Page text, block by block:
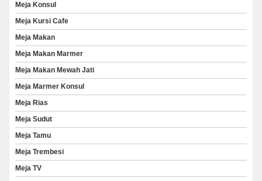
Meja Konsul
Meja Kursi Cafe
Meja Makan
Meja Makan Marmer
Meja Makan Mewah Jati
Meja Marmer Konsul
Meja Rias
Meja Sudut
Meja Tamu
Meja Trembesi
Meja TV